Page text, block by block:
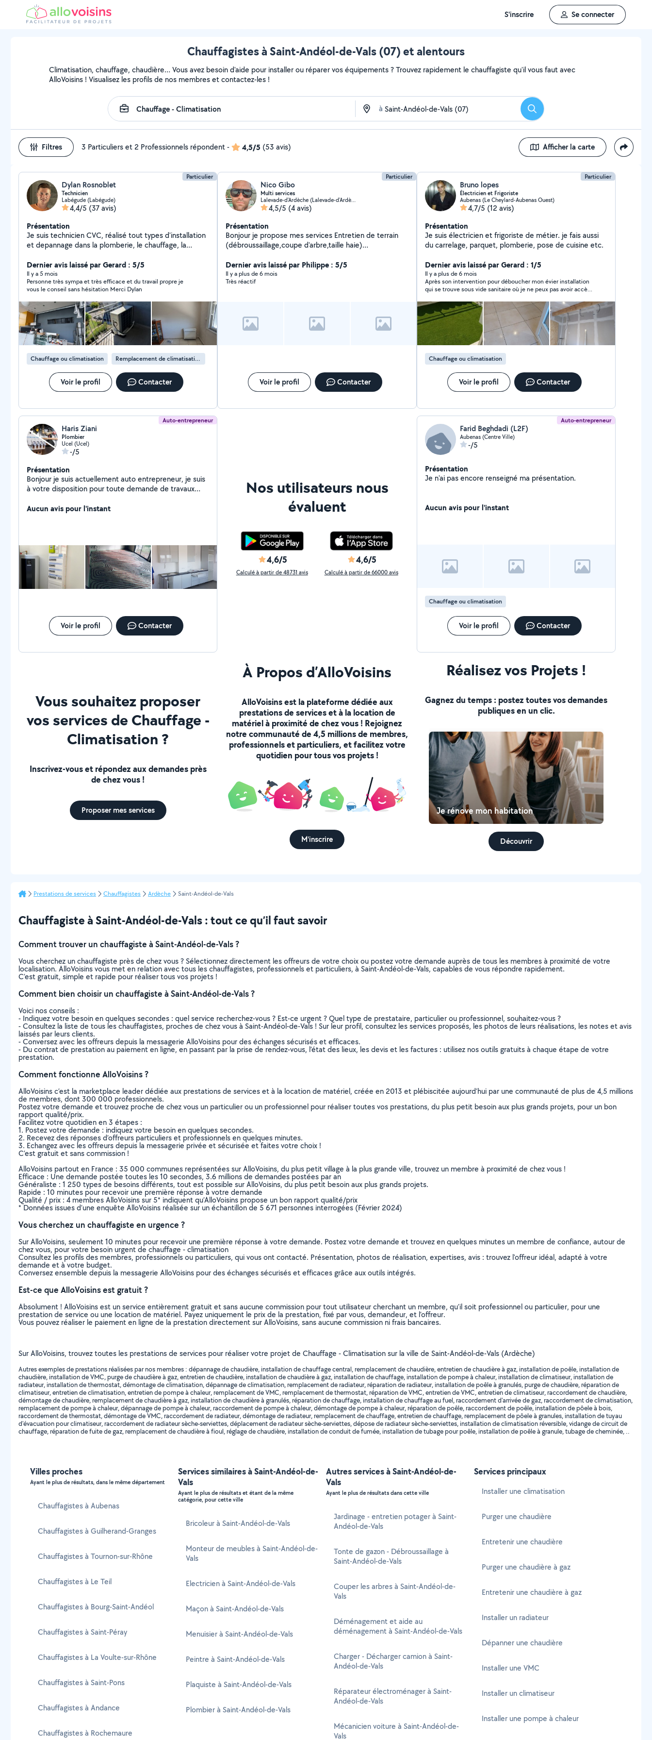
S'inscrire Se connecter
Chauffagistes à Saint-Andéol-de-Vals (07) et alentours
Climatisation, chauffage, chaudière… Vous avez besoin d'aide pour installer ou réparer vos équipements ? Trouvez rapidement le chauffagiste qu'il vous faut avec
AlloVoisins ! Visualisez les profils de nos membres et contactez-les !
à Rechercher
Filtres 3 Particuliers et 2 Professionnels répondent- 4,5/5 (53 avis) Afficher la carte
Particulier
Dylan Rosnoblet
Technicien
Labégude (Labégude)
4,4/5 (37 avis)
Présentation
Je suis technicien CVC, réalisé tout types d'installation
et depannage dans la plomberie, le chauffage, la
l'outillage nécessaire. Professionnel mais pas encore à
mon compte. J'ai un camion pour débarrasser des
affaires. Soudure : chalumeau, arc, TIG réparation
chaise, table, meuble... Cuisine, salle de bain, dressing,
porte coulissante sur mesure
Dernier avis laissé par Gerard : 5/5
Il y a 5 mois
Personne très sympa et très efficace et du travail propre je
vous le conseil sans hésitation Merci Dylan
Chauffage ou climatisation Remplacement de climatisation
Voir le profil Contacter
Particulier
Nico Gibo
Multi services
Lalevade-d'Ardèche (Lalevade-d'Ardèche)
4,5/5 (4 avis)
Présentation
Bonjour je propose mes services Entretien de terrain
(débroussaillage,coupe d'arbre,taille haie)
benne pour déchetterie ou déchet vert
Dernier avis laissé par Philippe : 5/5
Il y a plus de 6 mois
Très réactif
Voir le profil Contacter
Particulier
Bruno lopes
Électricien et Frigoriste
Aubenas (Le Cheylard-Aubenas Ouest)
4,7/5 (12 avis)
Présentation
Je suis électricien et frigoriste de métier. je fais aussi
du carrelage, parquet, plomberie, pose de cuisine etc.
Dernier avis laissé par Gerard : 1/5
Il y a plus de 6 mois
Après son intervention pour déboucher mon évier installation
qui se trouve sous vide sanitaire où je ne peux pas avoir accès
Bruno devait repasser pour finaliser le travail, on c'était mis
d'accord pour le début de l'année 2023 et je n'ai plus de
nouvelles après plusieurs messages, très déçu. Bruno si vous
êtes soufrant vous pourriez me prévenir merci!
Chauffage ou climatisation
Voir le profil Contacter
Auto-entrepreneur
Haris Ziani
Plombier
Ucel (Ucel)
-/5
Présentation
Bonjour je suis actuellement auto entrepreneur, je suis
à votre disposition pour toute demande de travaux
Montage Démontage de meubles, Peinture et Plaquo.
Aucun avis pour l'instant
Voir le profil Contacter
Nos utilisateurs nous
évaluent
4,6/5
Calculé à partir de 48731 avis
4,6/5
Calculé à partir de 66000 avis
Auto-entrepreneur
Farid Beghdadi (L2F)
Aubenas (Centre Ville)
-/5
Présentation
Je n'ai pas encore renseigné ma présentation.
Aucun avis pour l'instant
Chauffage ou climatisation
Voir le profil Contacter
Vous souhaitez proposer
vos services de Chauffage -
Climatisation ?
Inscrivez-vous et répondez aux demandes près
de chez vous !
Proposer mes services
À Propos d’AlloVoisins
AlloVoisins est la plateforme dédiée aux
prestations de services et à la location de
matériel à proximité de chez vous ! Rejoignez
notre communauté de 4,5 millions de membres,
professionnels et particuliers, et facilitez votre
quotidien pour tous vos projets !
M'inscrire
Réalisez vos Projets !
Gagnez du temps : postez toutes vos demandes
publiques en un clic.
Je rénove mon habitation
Découvrir
Prestations de services Chauffagistes Ardèche Saint-Andéol-de-Vals
Chauffagiste à Saint-Andéol-de-Vals : tout ce qu’il faut savoir
Comment trouver un chauffagiste à Saint-Andéol-de-Vals ?
Vous cherchez un chauffagiste près de chez vous ? Sélectionnez directement les offreurs de votre choix ou postez votre demande auprès de tous les membres à proximité de votre
localisation. AlloVoisins vous met en relation avec tous les chauffagistes, professionnels et particuliers, à Saint-Andéol-de-Vals, capables de vous répondre rapidement.
C’est gratuit, simple et rapide pour réaliser tous vos projets !
Comment bien choisir un chauffagiste à Saint-Andéol-de-Vals ?
Voici nos conseils :
- Indiquez votre besoin en quelques secondes : quel service recherchez-vous ? Est-ce urgent ? Quel type de prestataire, particulier ou professionnel, souhaitez-vous ?
- Consultez la liste de tous les chauffagistes, proches de chez vous à Saint-Andéol-de-Vals ! Sur leur profil, consultez les services proposés, les photos de leurs réalisations, les notes et avis
laissés par leurs clients.
- Conversez avec les offreurs depuis la messagerie AlloVoisins pour des échanges sécurisés et efficaces.
- Du contrat de prestation au paiement en ligne, en passant par la prise de rendez-vous, l’état des lieux, les devis et les factures : utilisez nos outils gratuits à chaque étape de votre
prestation.
Comment fonctionne AlloVoisins ?
AlloVoisins c’est la marketplace leader dédiée aux prestations de services et à la location de matériel, créée en 2013 et plébiscitée aujourd’hui par une communauté de plus de 4,5 millions
de membres, dont 300 000 professionnels.
Postez votre demande et trouvez proche de chez vous un particulier ou un professionnel pour réaliser toutes vos prestations, du plus petit besoin aux plus grands projets, pour un bon
rapport qualité/prix.
Facilitez votre quotidien en 3 étapes :
1. Postez votre demande : indiquez votre besoin en quelques secondes.
2. Recevez des réponses d’offreurs particuliers et professionnels en quelques minutes.
3. Echangez avec les offreurs depuis la messagerie privée et sécurisée et faites votre choix !
C’est gratuit et sans commission !
AlloVoisins partout en France : 35 000 communes représentées sur AlloVoisins, du plus petit village à la plus grande ville, trouvez un membre à proximité de chez vous !
Efficace : Une demande postée toutes les 10 secondes, 3.6 millions de demandes postées par an
Généraliste : 1 250 types de besoins différents, tout est possible sur AlloVoisins, du plus petit besoin aux plus grands projets.
Rapide : 10 minutes pour recevoir une première réponse à votre demande
Qualité / prix : 4 membres AlloVoisins sur 5* indiquent qu’AlloVoisins propose un bon rapport qualité/prix
* Données issues d’une enquête AlloVoisins réalisée sur un échantillon de 5 671 personnes interrogées (Février 2024)
Vous cherchez un chauffagiste en urgence ?
Sur AlloVoisins, seulement 10 minutes pour recevoir une première réponse à votre demande. Postez votre demande et trouvez en quelques minutes un membre de confiance, autour de
chez vous, pour votre besoin urgent de chauffage - climatisation
Consultez les profils des membres, professionnels ou particuliers, qui vous ont contacté. Présentation, photos de réalisation, expertises, avis : trouvez l'offreur idéal, adapté à votre
demande et à votre budget.
Conversez ensemble depuis la messagerie AlloVoisins pour des échanges sécurisés et efficaces grâce aux outils intégrés.
Est-ce que AlloVoisins est gratuit ?
Absolument ! AlloVoisins est un service entièrement gratuit et sans aucune commission pour tout utilisateur cherchant un membre, qu’il soit professionnel ou particulier, pour une
prestation de service ou une location de matériel. Payez uniquement le prix de la prestation, fixé par vous, demandeur, et l’offreur.
Vous pouvez réaliser le paiement en ligne de la prestation directement sur AlloVoisins, sans aucune commission ni frais bancaires.
Sur AlloVoisins, trouvez toutes les prestations de services pour réaliser votre projet de Chauffage - Climatisation sur la ville de Saint-Andéol-de-Vals (Ardèche)
Autres exemples de prestations réalisées par nos membres : dépannage de chaudière, installation de chauffage central, remplacement de chaudière, entretien de chaudière à gaz, installation de poêle, installation de
chaudière, installation de VMC, purge de chaudière à gaz, entretien de chaudière, installation de chaudière à gaz, installation de chauffage, installation de pompe à chaleur, installation de climatiseur, installation de
radiateur, installation de thermostat, démontage de climatisation, dépannage de climatisation, remplacement de radiateur, réparation de radiateur, installation de poêle à granulés, purge de chaudière, réparation de
climatiseur, entretien de climatisation, entretien de pompe à chaleur, remplacement de VMC, remplacement de thermostat, réparation de VMC, entretien de VMC, entretien de climatiseur, raccordement de chaudière,
démontage de chaudière, remplacement de chaudière à gaz, installation de chaudière à granulés, réparation de chauffage, installation de chauffage au fuel, raccordement d'arrivée de gaz, raccordement de climatisation,
remplacement de pompe à chaleur, dépannage de pompe à chaleur, raccordement de pompe à chaleur, démontage de pompe à chaleur, réparation de poêle, raccordement de poêle, installation de pôele à bois,
raccordement de thermostat, démontage de VMC, raccordement de radiateur, démontage de radiateur, remplacement de chauffage, entretien de chauffage, remplacement de pôele à granules, installation de tuyau
d'évacuation pour climatiseur, raccordement de radiateur sèche-serviettes, déplacement de radiateur sèche-serviettes, dépose de radiateur sèche-serviettes, installation de climatisation réversible, vidange de circuit de
chauffage, réparation de fuite de gaz, remplacement de chaudière à fioul, réglage de chaudière, installation de conduit de fumée, installation de tubage pour poêle, installation de poêle à granule, tubage de cheminée, ..
Villes proches
Ayant le plus de résultats, dans le même département
Chauffagistes à Aubenas
Chauffagistes à Guilherand-Granges
Chauffagistes à Tournon-sur-Rhône
Chauffagistes à Le Teil
Chauffagistes à Bourg-Saint-Andéol
Chauffagistes à Saint-Péray
Chauffagistes à La Voulte-sur-Rhône
Chauffagistes à Saint-Pons
Chauffagistes à Andance
Chauffagistes à Rochemaure
Services similaires à Saint-Andéol-de-
Vals
Ayant le plus de résultats et étant de la même
catégorie, pour cette ville
Bricoleur à Saint-Andéol-de-Vals
Monteur de meubles à Saint-Andéol-de-
Vals
Electricien à Saint-Andéol-de-Vals
Maçon à Saint-Andéol-de-Vals
Menuisier à Saint-Andéol-de-Vals
Peintre à Saint-Andéol-de-Vals
Plaquiste à Saint-Andéol-de-Vals
Plombier à Saint-Andéol-de-Vals
Autres services à Saint-Andéol-de-
Vals
Ayant le plus de résultats dans cette ville
Jardinage - entretien potager à Saint-
Andéol-de-Vals
Tonte de gazon - Débroussaillage à
Saint-Andéol-de-Vals
Couper les arbres à Saint-Andéol-de-
Vals
Déménagement et aide au
déménagement à Saint-Andéol-de-Vals
Charger - Décharger camion à Saint-
Andéol-de-Vals
Réparateur électroménager à Saint-
Andéol-de-Vals
Mécanicien voiture à Saint-Andéol-de-
Vals
Services principaux
Installer une climatisation
Purger une chaudière
Entretenir une chaudière
Purger une chaudière à gaz
Entretenir une chaudière à gaz
Installer un radiateur
Dépanner une chaudière
Installer une VMC
Installer un climatiseur
Installer une pompe à chaleur